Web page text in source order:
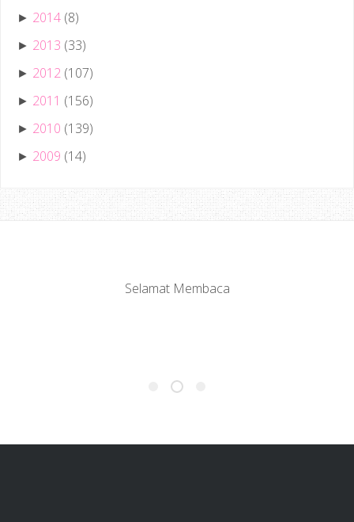
► 2014 (8)
► 2013 (33)
► 2012 (107)
► 2011 (156)
► 2010 (139)
► 2009 (14)
Selamat Membaca